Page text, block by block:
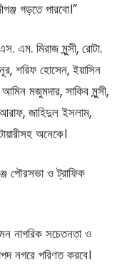
গড়তে পারবো।”
এম. মিরাজ মুন্সী, রোটা.
শরিফ হোসেন, ইয়াসিন
মজুমদার, সাকিব মুন্সী,
আরাফ, জাহিদুল ইসলাম,
অনেকে।
পৌরসভা ও ট্রাফিক
নাগরিক সচেতনতা ও
নগরে পরিণত করবে।